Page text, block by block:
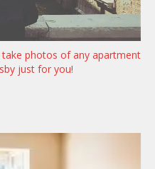
photos of any apartment
just for you!